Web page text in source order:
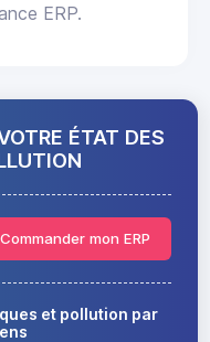
ERP.
ÉTAT DES
Commander mon ERP
et pollution par